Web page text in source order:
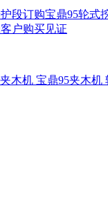
段订购宝鼎95轮式
户购买见证
木机 宝鼎95夹木机